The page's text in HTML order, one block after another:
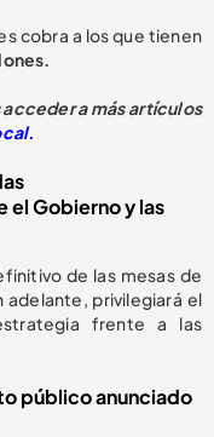
cobra a los que tienen
a más artículos
el Gobierno y las
de las mesas de
adelante, privilegiará el
frente a las
público anunciado